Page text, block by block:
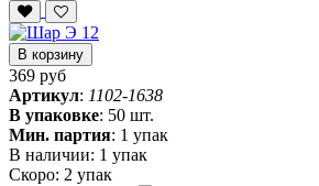
В корзину
369 руб
Артикул: 1102-1638
В упаковке: 50 шт.
Мин. партия: 1 упак
В наличии: 1 упак
Скоро: 2 упак